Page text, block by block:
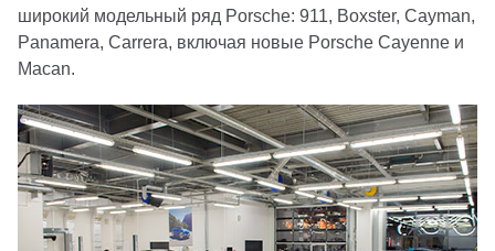
широкий модельный ряд Porsche: 911, Boxster, Cayman,
Panamera, Carrera, включая новые Porsche Cayenne и
Macan.